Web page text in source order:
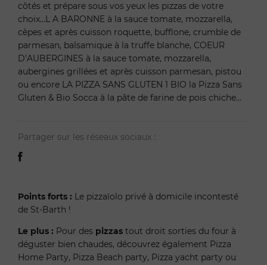
côtés et prépare sous vos yeux les pizzas de votre
choix…L A BARONNE à la sauce tomate, mozzarella,
cèpes et après cuisson roquette, bufflone, crumble de
parmesan, balsamique à la truffe blanche, COEUR
D’AUBERGINES à la sauce tomate, mozzarella,
aubergines grillées et après cuisson parmesan, pistou
ou encore LA PIZZA SANS GLUTEN 1 BIO la Pizza Sans
Gluten & Bio Socca à la pâte de farine de pois chiche…
Partager sur les réseaux sociaux :
Points forts : Le pizzaïolo privé à domicile incontesté
de St-Barth !
Le plus : Pour des pizzas tout droit sorties du four à
déguster bien chaudes, découvrez également Pizza
Home Party, Pizza Beach party, Pizza yacht party ou